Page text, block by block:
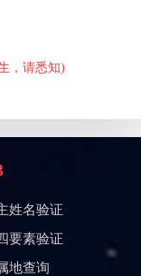
，请悉知)
姓名验证
要素验证
地查询